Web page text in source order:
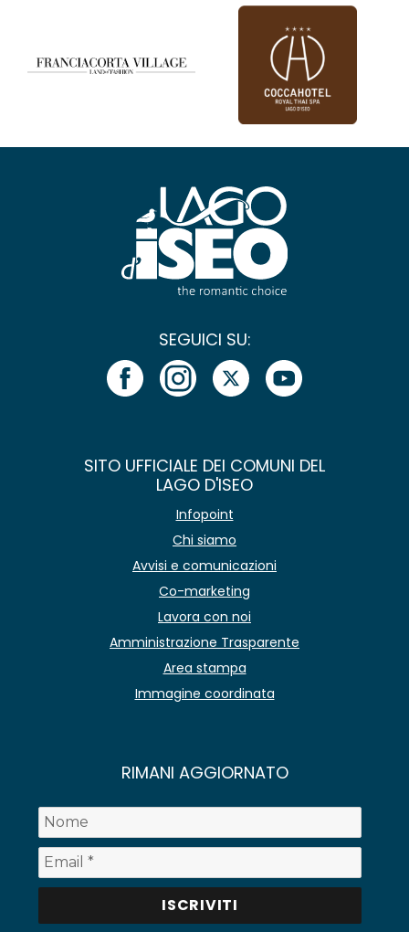
SEGUICI SU:
SITO UFFICIALE DEI COMUNI DEL
LAGO D'ISEO
Infopoint
Chi siamo
Avvisi e comunicazioni
Co-marketing
Lavora con noi
Amministrazione Trasparente
Area stampa
Immagine coordinata
RIMANI AGGIORNATO